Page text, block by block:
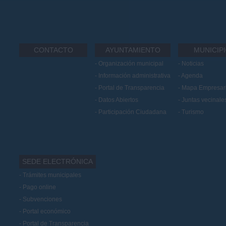
CONTACTO AYUNTAMIENTO
Organización municipal
Información administrativa
Portal de Transparencia
Datos Abiertos
Participación Ciudadana
Noticias
Agenda
Mapa
Juntas
Turismo
SEDE ELECTRÓNICA
Trámites municipales
Pago online
Subvenciones
Portal económico
Portal de Transparencia